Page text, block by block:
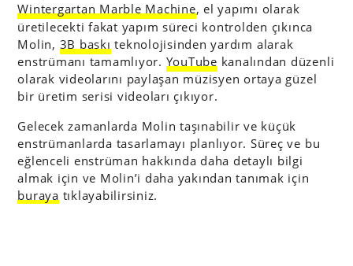
Wintergartan Marble Machine, el yapımı olarak
üretilecekti fakat yapım süreci kontrolden çıkınca
Molin, 3B baskı teknolojisinden yardım alarak
enstrümanı tamamlıyor. YouTube kanalından düzenli
olarak videolarını paylaşan müzisyen ortaya güzel
bir üretim serisi videoları çıkıyor.
Gelecek zamanlarda Molin taşınabilir ve küçük
enstrümanlarda tasarlamayı planlıyor. Süreç ve bu
eğlenceli enstrüman hakkında daha detaylı bilgi
almak için ve Molin’i daha yakından tanımak için
buraya tıklayabilirsiniz.